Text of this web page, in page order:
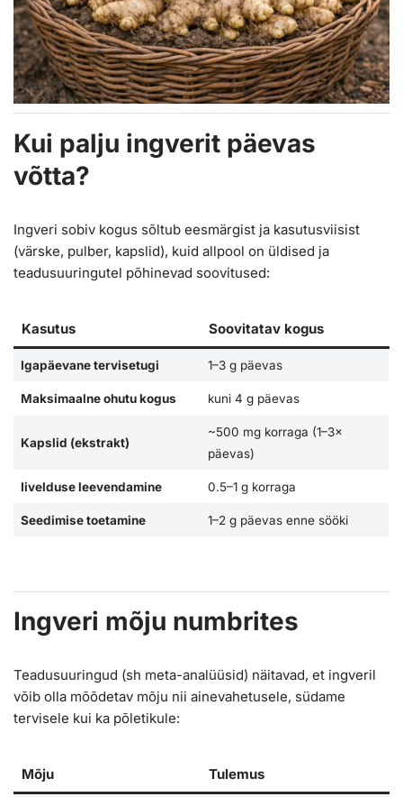
Kui palju ingverit päevas
võtta?
Ingveri sobiv kogus sõltub eesmärgist ja kasutusviisist
(värske, pulber, kapslid), kuid allpool on üldised ja
teadusuuringutel põhinevad soovitused:
Kasutus Soovitatav kogus
Igapäevane tervisetugi 1–3 g päevas
Maksimaalne ohutu kogus kuni 4 g päevas
Kapslid (ekstrakt)
~500 mg korraga (1–3×
päevas)
Iivelduse leevendamine 0.5–1 g korraga
Seedimise toetamine 1–2 g päevas enne sööki
Ingveri mõju numbrites
Teadusuuringud (sh meta-analüüsid) näitavad, et ingveril
võib olla mõõdetav mõju nii ainevahetusele, südame
tervisele kui ka põletikule:
Mõju Tulemus